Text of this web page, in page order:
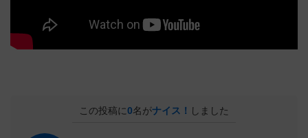
この投稿に0名がナイス！ しました